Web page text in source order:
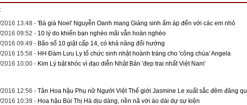
13:48- 'Bà già Noel' Nguyễn Oanh mang Giáng sinh ấm áp đến với các em nhỏ
09:52 - 10 lý do khiến bạn nghèo mãi vẫn hoàn nghèo
09:49 - Bão số 10 giật cấp 14, có khả năng đổi hướng
15:58- HH Đàm Lưu Ly tổ chức sinh nhật hoành tráng cho 'công chúa' Angela
10:00- Kim Lý bật khóc vì đạo diễn Nhật Bản 'đẹp trai nhất Việt Nam'
12:56 - Tân Hoa hậu Phụ nữ Người Việt Thế giới Jasmine Le xuất sắc đêm đăng
10:39 - Hoa hậu Bùi Thị Hà dịu dàng, nền nã với áo dài dự sự kiện